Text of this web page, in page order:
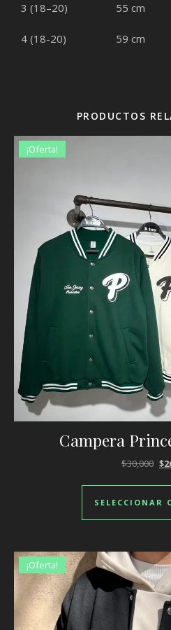
3 (18–20) 55 cm
4 (18-20) 59 cm
PRODUCTOS
¡Oferta!
Campera
$30,000 El
$
SELECCIONAR
¡Oferta!